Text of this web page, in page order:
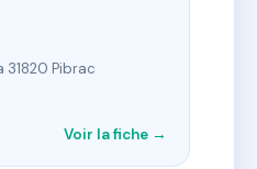
31820 Pibrac
Voir la fiche →